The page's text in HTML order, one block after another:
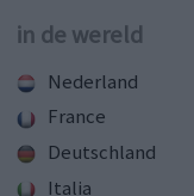
in de wereld
Nederland
France
Deutschland
Italia